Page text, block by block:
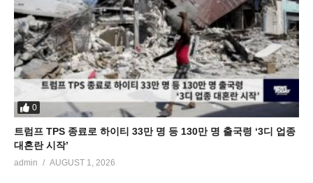
0
트럼프 TPS 종료로 하이티 33만 명 등 130만 명 출국령 ‘3디 업종
대혼란 시작’
admin AUGUST 1, 2026